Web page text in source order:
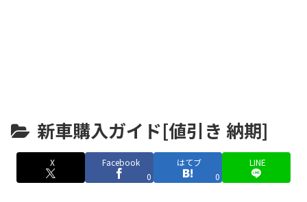
新車購入ガイド[値引き 納期]
X
Facebook
0
はてブ
0
LINE